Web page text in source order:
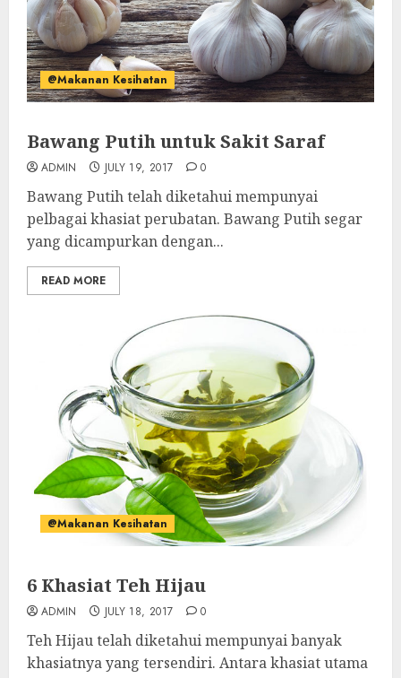
@Makanan Kesihatan
Bawang Putih untuk Sakit Saraf
ADMIN JULY 19, 2017 0
Bawang Putih telah diketahui mempunyai
pelbagai khasiat perubatan. Bawang Putih segar
yang dicampurkan dengan...
READ MORE
@Makanan Kesihatan
6 Khasiat Teh Hijau
ADMIN JULY 18, 2017 0
Teh Hijau telah diketahui mempunyai banyak
khasiatnya yang tersendiri. Antara khasiat utama